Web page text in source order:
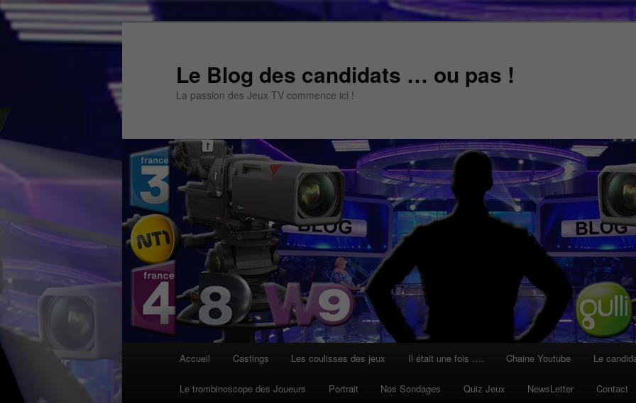
Aller
Aller
Le Blog des candidats … ou pas !
La passion des Jeux TV commence ici !
Accueil Castings Les coulisses des jeux Il était une fois …. Chaine Youtube Le
Le trombinoscope des Joueurs Portrait Nos Sondages Quiz Jeux NewsLetter Contact